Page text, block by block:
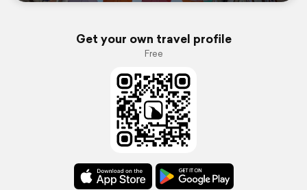
Get your own travel profile
Free